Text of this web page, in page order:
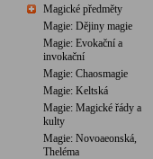
Magické předměty
Magie: Dějiny magie
Magie: Evokační a
invokační
Magie: Chaosmagie
Magie: Keltská
Magie: Magické řády a
kulty
Magie: Novoaeonská,
Theléma